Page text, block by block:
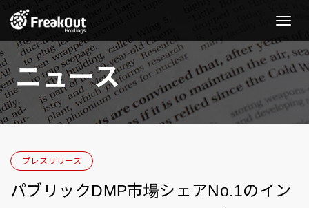
Toggle
ニュース
プレスリリース
パブリックDMP市場シェアNo.1のイン